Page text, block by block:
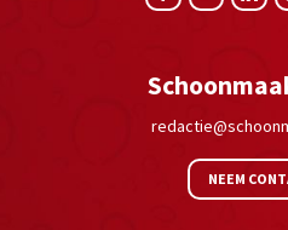
NEEM